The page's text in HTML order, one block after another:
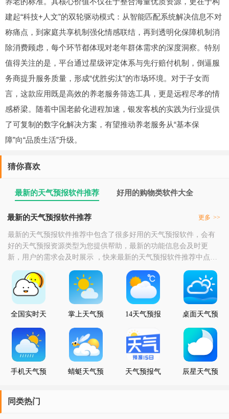
建起“科技+人文”的双轮驱动模式：从智能匹配系统解决信息不对
称痛点，到家庭共享机制强化情感联结，再到透明化保障机制消
除消费顾虑，每个环节都体现对老年群体需求的深度洞察。特别
值得关注的是，平台通过星级评定体系与先行赔付机制，倒逼服
务商提升服务质量，形成“优胜劣汰”的市场环境。对于子女而
言，这款应用既是高效的养老服务筛选工具，更是远程尽孝的情
感桥梁。随着中国老龄化进程加速，银发客栈的实践为行业提供
了可复制的数字化解决方案，有望推动养老服务从“基本保
障”向“品质生活”升级。
猜你喜欢
最新的天气预报软件推荐 好用的购物类软件大全
最新的天气预报软件推荐 更多 >>
最新的天气预报软件推荐中包含了很多好用的天气预报软件，会有
好的天气预报资源类型为您提供帮助，最新的功能信息会及时更
新，用户的需求会及时展示 ，快来最新的天气预报软件推荐中点击
下载最新的天气预报软件吧。
全国实时天
掌上天气预
14天气预报
桌面天气预
手机天气预
蜻蜓天气预
天气预报气
辰星天气预
同类热门